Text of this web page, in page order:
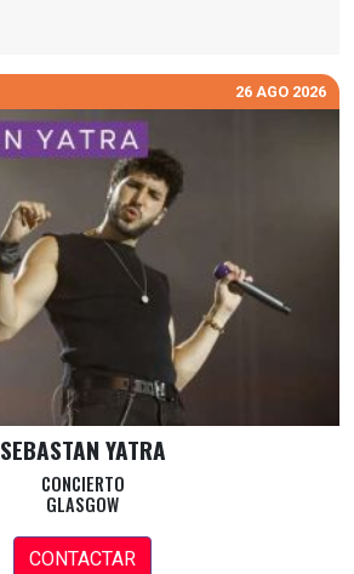
26 AGO 2026
SEBASTAN YATRA
CONCIERTO
GLASGOW
CONTACTAR